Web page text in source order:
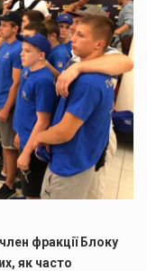
фракції Блоку
як часто